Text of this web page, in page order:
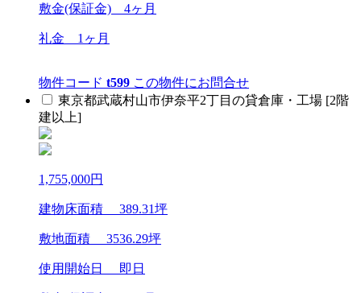
敷金(保証金) 4ヶ月
礼金 1ヶ月
物件コード t599 この物件にお問合せ
東京都武蔵村山市伊奈平2丁目の貸倉庫・工場 [2階
建以上]
1,755,000円
建物床面積 389.31坪
敷地面積 3536.29坪
使用開始日 即日